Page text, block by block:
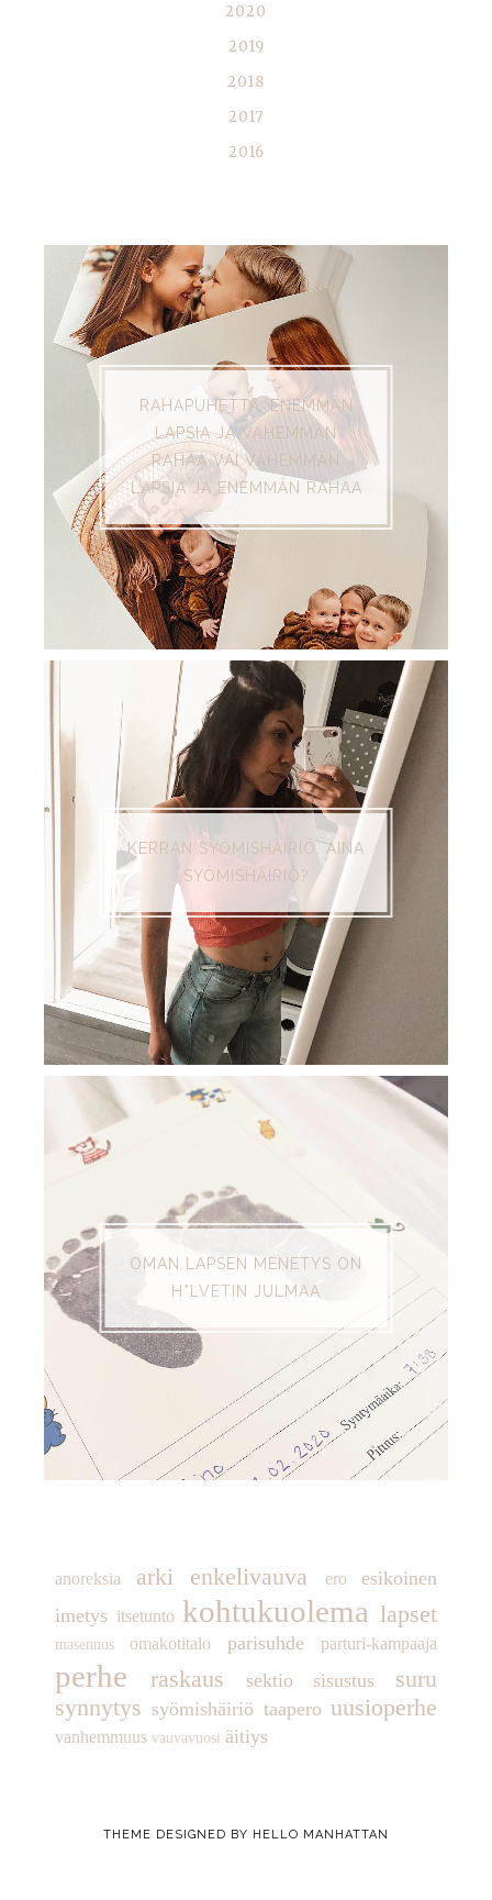
2020
2019
2018
2017
2016
RAHAPUHETTA: ENEMMÄN
LAPSIA JA VÄHEMMÄN
RAHAA VAI VÄHEMMÄN
LAPSIA JA ENEMMÄN RAHAA
KERRAN SYÖMISHÄIRIÖ, AINA
SYÖMISHÄIRIÖ?
OMAN LAPSEN MENETYS ON
H*LVETIN JULMAA
anoreksia arki enkelivauva ero
esikoinen
imetys itsetunto kohtukuolema lapset
masennus omakotitalo parisuhde parturi-kampaaja
perhe raskaus sektio sisustus
suru
synnytys syömishäiriö taapero uusioperhe
vanhemmuus vauvavuosi äitiys
THEME DESIGNED BY HELLO MANHATTAN